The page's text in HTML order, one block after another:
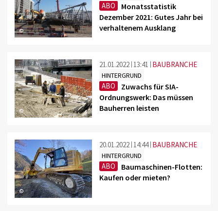
©
ABO
Monatsstatistik
Dezember 2021: Gutes Jahr bei
verhaltenem Ausklang
©
21.01.2022 13:41 BAUBRANCHE
HINTERGRUND
ABO
Zuwachs für SIA-
Ordnungswerk: Das müssen
Bauherren leisten
©
20.01.2022 14:44 BAUBRANCHE
HINTERGRUND
ABO
Baumaschinen-Flotten:
Kaufen oder mieten?